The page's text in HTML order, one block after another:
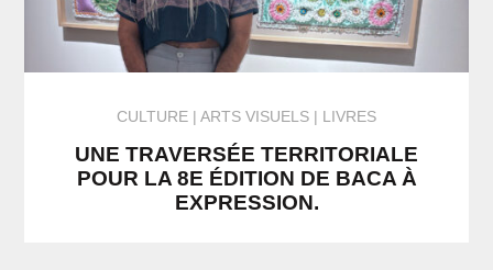
CULTURE ARTS VISUELS | LIVRES
UNE TRAVERSÉE TERRITORIALE
POUR LA 8E ÉDITION DE BACA À
EXPRESSION.